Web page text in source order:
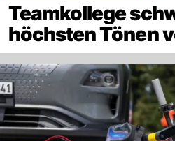
Teamkollege
höchsten Tönen